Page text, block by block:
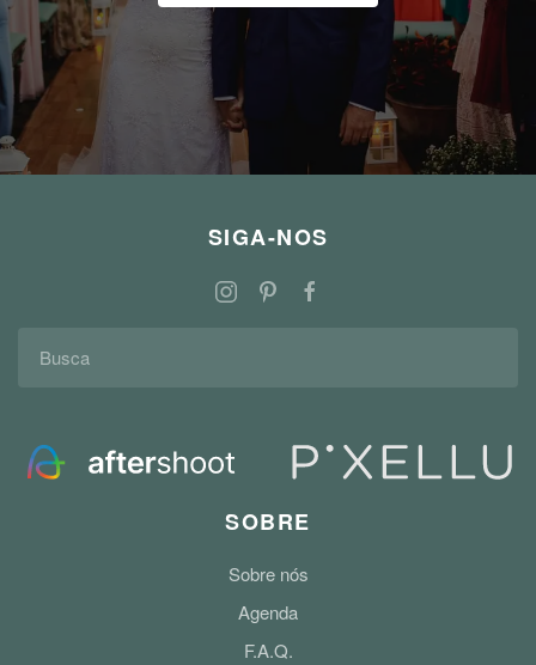
SIGA-NOS
SOBRE
Sobre nós
Agenda
F.A.Q.